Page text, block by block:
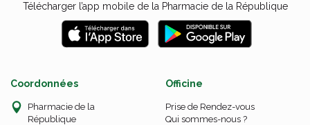
Télécharger l’app mobile de la Pharmacie de la République
Coordonnées
Pharmacie de la
République
Officine
Prise de Rendez-vous
Qui sommes-nous ?